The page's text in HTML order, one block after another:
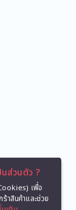
นส่วนตัว ?
เพื่อ
าสินค้าและช่วย